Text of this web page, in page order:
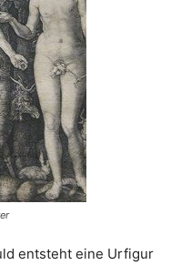
entsteht eine Urfigur